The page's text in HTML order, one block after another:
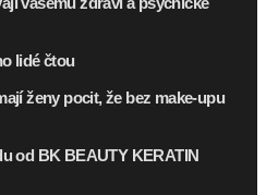
lidé čtou
ženy pocit, že bez make-upu
od BK BEAUTY KERATIN